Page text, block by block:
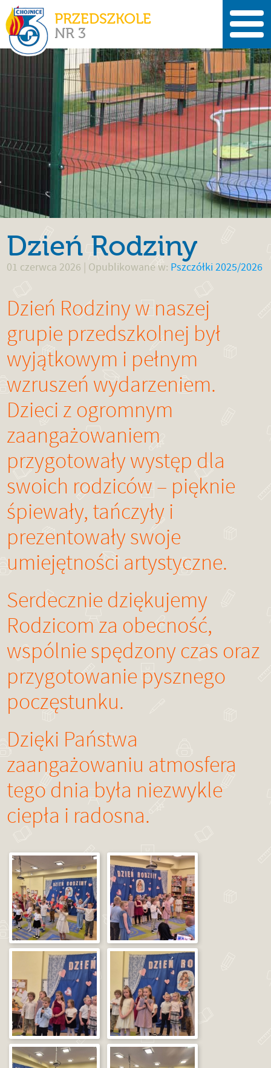
PRZEDSZKOLE
NR 3
Dzień Rodziny
01 czerwca 2026 | Opublikowane w: Pszczółki 2025/2026
Dzień Rodziny w naszej
grupie przedszkolnej był
wyjątkowym i pełnym
wzruszeń wydarzeniem.
Dzieci z ogromnym
zaangażowaniem
przygotowały występ dla
swoich rodziców – pięknie
śpiewały, tańczyły i
prezentowały swoje
umiejętności artystyczne.
Serdecznie dziękujemy
Rodzicom za obecność,
wspólnie spędzony czas oraz
przygotowanie pysznego
poczęstunku.
Dzięki Państwa
zaangażowaniu atmosfera
tego dnia była niezwykle
ciepła i radosna.